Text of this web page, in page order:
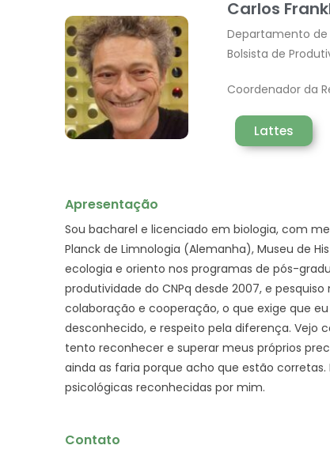
Carlos
Departamento de
Bolsista de
Coordenador da
Lattes
Apresentação
Sou bacharel e licenciado em biologia, com
Planck de Limnologia (Alemanha), Museu de
ecologia e oriento nos programas de pós-
produtividade do CNPq desde 2007, e
colaboração e cooperação, o que exige que
desconhecido, e respeito pela diferença. Vejo
tento reconhecer e superar meus próprios
ainda as faria porque acho que estão
psicológicas reconhecidas por mim.
Contato